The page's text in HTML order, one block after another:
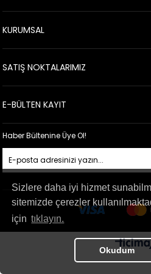
Sizlere daha iyi hizmet
sitemizde çerezler
için tıklayın.
Okudum
KURUMSAL
SATIŞ NOKTALARIMIZ
E-BÜLTEN KAYIT
Haber Bültenine Üye Ol!